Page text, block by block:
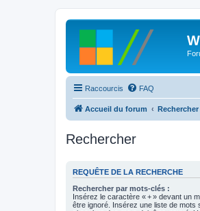
Raccourcis FAQ
Accueil du forum Rechercher
Rechercher
REQUÊTE DE LA RECHERCHE
Rechercher par mots-clés :
Insérez le caractère « + » devant un
être ignoré. Insérez une liste de